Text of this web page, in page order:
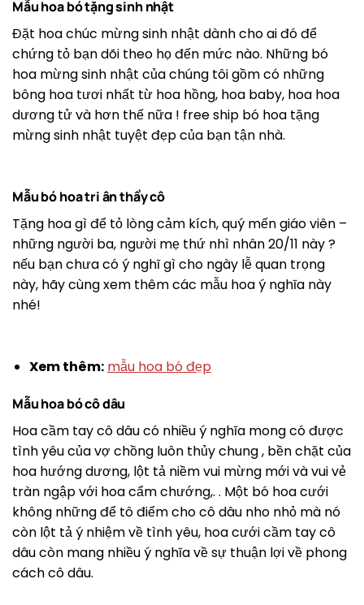
Mẫu hoa bó tặng sinh nhật
Đặt hoa chúc mừng sinh nhật dành cho ai đó để
chứng tỏ bạn dõi theo họ đến mức nào. Những bó
hoa mừng sinh nhật của chúng tôi gồm có những
bông hoa tươi nhất từ ​​hoa hồng, hoa baby, hoa hoa
dương tử và hơn thế nữa ! free ship bó hoa tặng
mừng sinh nhật tuyệt đẹp của bạn tận nhà.
Mẫu bó hoa tri ân thầy cô
Tặng hoa gì để tỏ lòng cảm kích, quý mến giáo viên –
những người ba, người mẹ thứ nhì nhân 20/11 này ?
nếu bạn chưa có ý nghĩ gì cho ngày lễ quan trọng
này, hãy cùng xem thêm các mẫu hoa ý nghĩa này
nhé!
Xem thêm: mẫu hoa bó đẹp
Mẫu hoa bó cô dâu
Hoa cầm tay cô dâu có nhiều ý nghĩa mong có được
tình yêu của vợ chồng luôn thủy chung , bền chặt của
hoa hướng dương, lột tả niềm vui mừng mới và vui vẻ
tràn ngập với hoa cẩm chướng,. . Một bó hoa cưới
không những để tô điểm cho cô dâu nho nhỏ mà nó
còn lột tả ý nhiệm về tình yêu, hoa cưới cầm tay cô
dâu còn mang nhiều ý nghĩa về sự thuận lợi về phong
cách cô dâu.